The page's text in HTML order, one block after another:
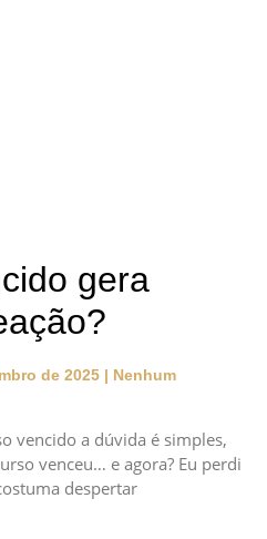
gera
de 2025
Nenhum
vencido a dúvida é simples,
venceu… e agora? Eu perdi
despertar